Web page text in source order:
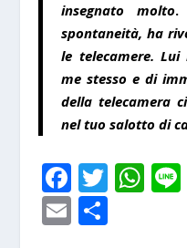
insegnato molto.
spontaneità, ha
le telecamere. Lui
me stesso e di
della telecamera
nel tuo salotto di
F
ac
e
T W
E